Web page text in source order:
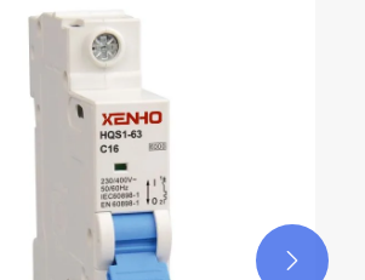
for en afbryder?
